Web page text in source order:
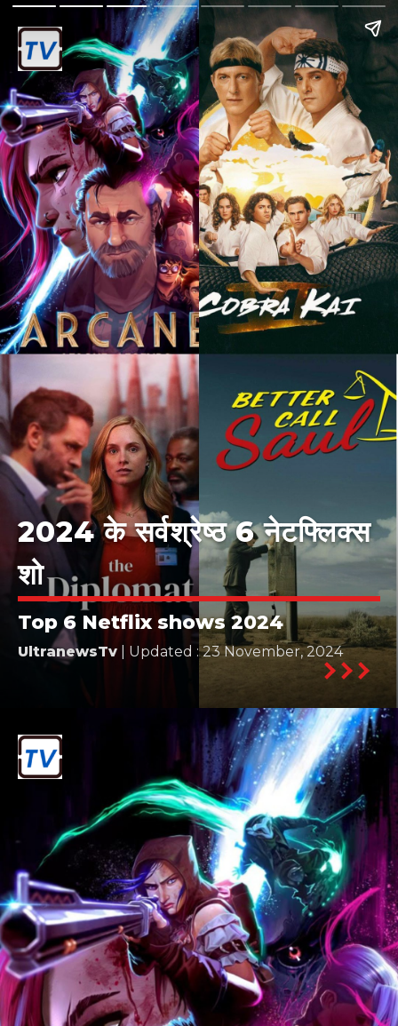
2024 के सर्वश्रेष्ठ 6 नेटफ्लिक्स
शो
Top 6 Netflix shows 2024
UltranewsTv | Updated : 23 November, 2024